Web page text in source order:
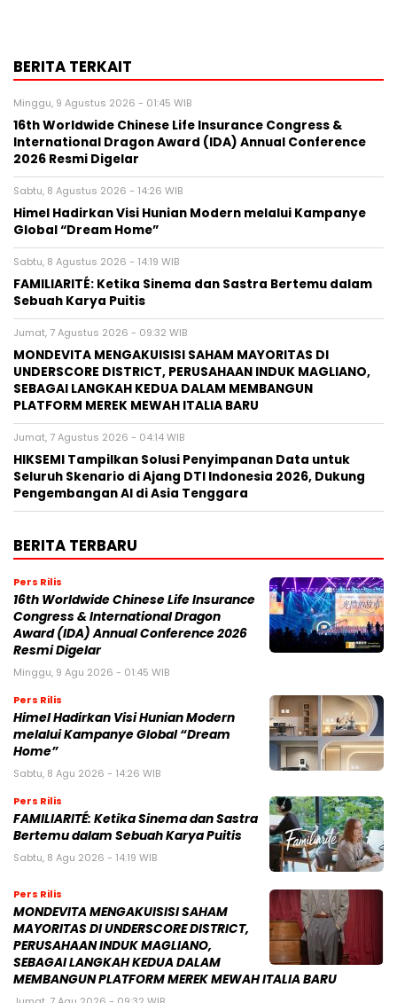
BERITA TERKAIT
Minggu, 9 Agustus 2026 - 01:45 WIB
16th Worldwide Chinese Life Insurance Congress &
International Dragon Award (IDA) Annual Conference
2026 Resmi Digelar
Sabtu, 8 Agustus 2026 - 14:26 WIB
Himel Hadirkan Visi Hunian Modern melalui Kampanye
Global “Dream Home”
Sabtu, 8 Agustus 2026 - 14:19 WIB
FAMILIARITÉ: Ketika Sinema dan Sastra Bertemu dalam
Sebuah Karya Puitis
Jumat, 7 Agustus 2026 - 09:32 WIB
MONDEVITA MENGAKUISISI SAHAM MAYORITAS DI
UNDERSCORE DISTRICT, PERUSAHAAN INDUK MAGLIANO,
SEBAGAI LANGKAH KEDUA DALAM MEMBANGUN
PLATFORM MEREK MEWAH ITALIA BARU
Jumat, 7 Agustus 2026 - 04:14 WIB
HIKSEMI Tampilkan Solusi Penyimpanan Data untuk
Seluruh Skenario di Ajang DTI Indonesia 2026, Dukung
Pengembangan AI di Asia Tenggara
BERITA TERBARU
Pers Rilis
16th Worldwide Chinese Life Insurance
Congress & International Dragon
Award (IDA) Annual Conference 2026
Resmi Digelar
Minggu, 9 Agu 2026 - 01:45 WIB
Pers Rilis
Himel Hadirkan Visi Hunian Modern
melalui Kampanye Global “Dream
Home”
Sabtu, 8 Agu 2026 - 14:26 WIB
Pers Rilis
FAMILIARITÉ: Ketika Sinema dan Sastra
Bertemu dalam Sebuah Karya Puitis
Sabtu, 8 Agu 2026 - 14:19 WIB
Pers Rilis
MONDEVITA MENGAKUISISI SAHAM
MAYORITAS DI UNDERSCORE DISTRICT,
PERUSAHAAN INDUK MAGLIANO,
SEBAGAI LANGKAH KEDUA DALAM
MEMBANGUN PLATFORM MEREK MEWAH ITALIA BARU